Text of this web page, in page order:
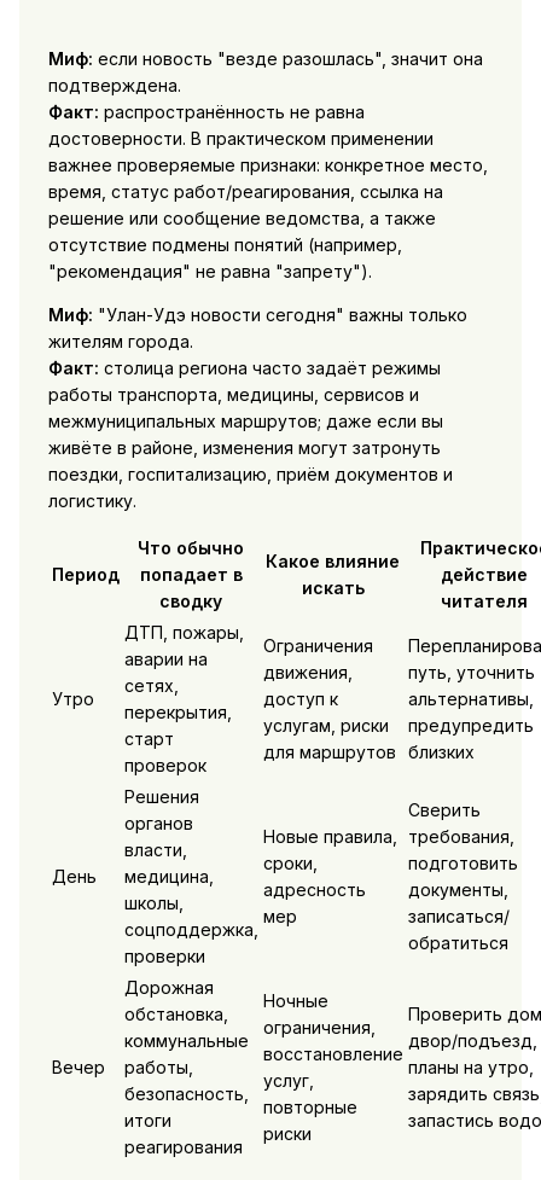
Миф: если новость "везде разошлась", значит она
подтверждена.
Факт: распространённость не равна
достоверности. В практическом применении
важнее проверяемые признаки: конкретное место,
время, статус работ/реагирования, ссылка на
решение или сообщение ведомства, а также
отсутствие подмены понятий (например,
"рекомендация" не равна "запрету").
Миф: "Улан-Удэ новости сегодня" важны только
жителям города.
Факт: столица региона часто задаёт режимы
работы транспорта, медицины, сервисов и
межмуниципальных маршрутов; даже если вы
живёте в районе, изменения могут затронуть
поездки, госпитализацию, приём документов и
логистику.
Период
Что обычно
попадает в
сводку
Какое влияние
искать
действие
читателя
Утро
ДТП, пожары,
аварии на
сетях,
перекрытия,
старт
проверок
Ограничения
движения,
доступ к
услугам, риски
для маршрутов
путь, уточнить
альтернативы,
предупредить
близких
День
Решения
органов
власти,
медицина,
школы,
соцподдержка,
проверки
Новые правила,
сроки,
адресность
мер
Сверить
требования,
подготовить
документы,
записаться/
обратиться
Вечер
Дорожная
обстановка,
коммунальные
работы,
безопасность,
итоги
реагирования
Ночные
ограничения,
восстановление
услуг,
повторные
риски
Проверить
двор/подъезд,
планы на утро,
зарядить
запастись